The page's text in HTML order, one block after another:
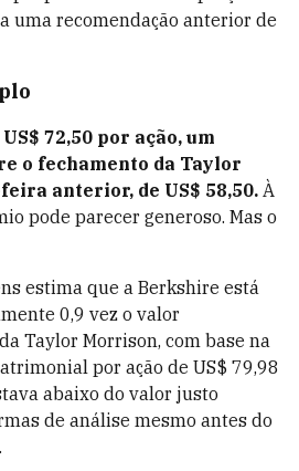
uma recomendação anterior de
72,50 por ação, um
o fechamento da Taylor
anterior, de US$ 58,50. À
pode parecer generoso. Mas o
estima que a Berkshire está
0,9 vez o valor
Taylor Morrison, com base na
por ação de US$ 79,98
abaixo do valor justo
de análise mesmo antes do